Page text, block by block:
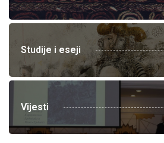
Studije i eseji
Vijesti